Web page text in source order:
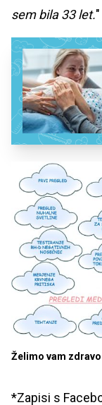
sem bila 33 let."
Želimo vam
*Zapisi s